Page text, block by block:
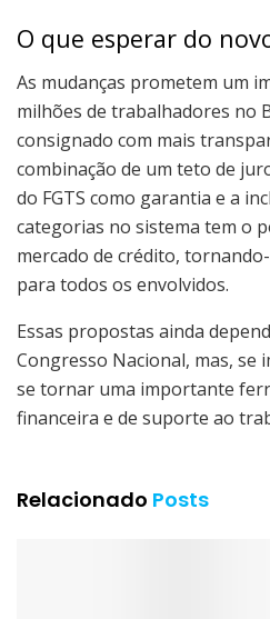
O que esperar do
As mudanças prometem um
milhões de trabalhadores no
consignado com mais
combinação de um teto de
do FGTS como garantia e a
categorias no sistema tem o
mercado de crédito,
para todos os envolvidos.
Essas propostas ainda
Congresso Nacional, mas, se
se tornar uma importante
financeira e de suporte ao
Relacionado Posts